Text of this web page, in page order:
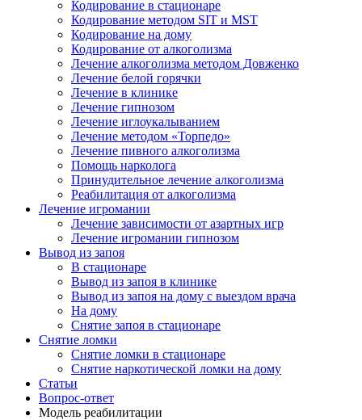
Кодирование в стационаре
Кодирование методом SIT и MST
Кодирование на дому
Кодирование от алкоголизма
Лечение алкоголизма методом Довженко
Лечение белой горячки
Лечение в клинике
Лечение гипнозом
Лечение иглоукалыванием
Лечение методом «Торпедо»
Лечение пивного алкоголизма
Помощь нарколога
Принудительное лечение алкоголизма
Реабилитация от алкоголизма
Лечение игромании
Лечение зависимости от азартных игр
Лечение игромании гипнозом
Вывод из запоя
В стационаре
Вывод из запоя в клинике
Вывод из запоя на дому с выездом врача
На дому
Снятие запоя в стационаре
Снятие ломки
Снятие ломки в стационаре
Снятие наркотической ломки на дому
Статьи
Вопрос-ответ
Модель реабилитации